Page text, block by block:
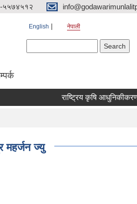
५५७४५१२
English नेपाली
महर्जन ज्यु